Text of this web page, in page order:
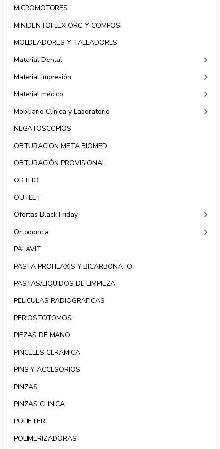
MICROMOTORES
MINIDENTOFLEX ORO Y COMPOSI
MOLDEADORES Y TALLADORES
Material Dental
keyboard_arrow_right
Material impresión keyboard_arrow_right
Material médico keyboard_arrow_right
Mobiliario Clínica y Laboratorio keyboard_arrow_right
NEGATOSCOPIOS
OBTURACION META BIOMED
OBTURACIÓN PROVISIONAL
ORTHO
OUTLET
Ofertas Black Friday
keyboard_arrow_right
Ortodoncia keyboard_arrow_right
PALAVIT
PASTA PROFILAXIS Y BICARBONATO
PASTAS/LIQUIDOS DE LIMPIEZA
PELICULAS RADIOGRAFICAS
PERIOSTOTOMOS
PIEZAS DE MANO
PINCELES CERÁMICA
PINS Y ACCESORIOS
PINZAS
PINZAS CLINICA
POLIETER
POLIMERIZADORAS